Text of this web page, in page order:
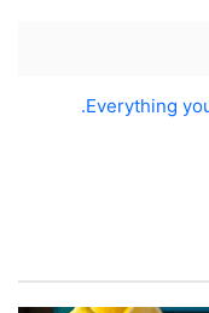
Everything